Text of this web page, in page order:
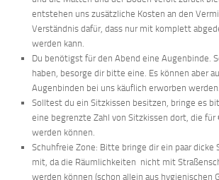
entstehen uns zusätzliche Kosten an den
Verständnis dafür, dass nur mit komplett
werden kann.
Du benötigst für den Abend eine Augenbinde.
haben, besorge dir bitte eine. Es können aber
Augenbinden bei uns käuflich erworben werden.
Solltest du ein Sitzkissen besitzen, bringe es
eine begrenzte Zahl von Sitzkissen dort, die für
werden können.
Schuhfreie Zone: Bitte bringe dir ein paar dicke
mit, da die Räumlichkeiten nicht mit
werden können (schon allein aus hygienischen